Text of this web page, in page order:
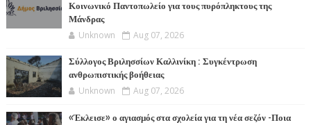
Κοινωνικό Παντοπωλείο για τους πυρόπληκτους της
Μάνδρας
Unknown Aug 07, 2026
Σύλλογος Βριλησσίων Καλλινίκη : Συγκέντρωση
ανθρωπιστικής βοήθειας
Unknown Aug 07, 2026
«Έκλεισε» ο αγιασμός στα σχολεία για τη νέα σεζόν -Ποια